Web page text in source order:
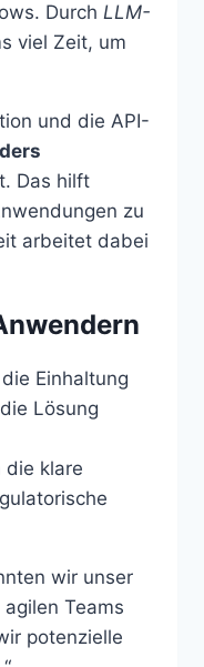
Durch LLM-
viel Zeit, um
und die API-
Das hilft
zu
arbeitet dabei
Einhaltung
Lösung
die klare
wir unser
agilen Teams
potenzielle